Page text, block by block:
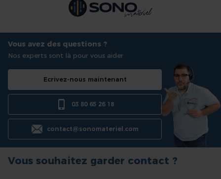
Vous avez des questions ?
Nos experts sont là pour vous aider
Ecrivez-nous maintenant
03 80 65 26 18
contact@sonomateriel.com
Vous souhaitez garder contact ?